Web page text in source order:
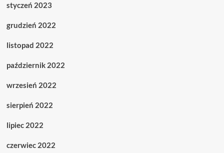
styczeń 2023
grudzień 2022
listopad 2022
październik 2022
wrzesień 2022
sierpień 2022
lipiec 2022
czerwiec 2022